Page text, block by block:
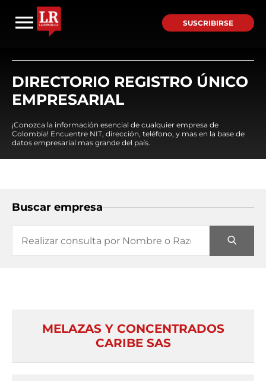
SUSCRIBIRSE
DIRECTORIO REGISTRO ÚNICO
EMPRESARIAL
¡Conozca la información esencial de cualquier empresa de
Colombia! Encuentre NIT, dirección, teléfono, y mas en la base de
datos empresarial mas grande del país.
Buscar empresa
MELAZAS Y CONCENTRADOS
CARIBE SAS